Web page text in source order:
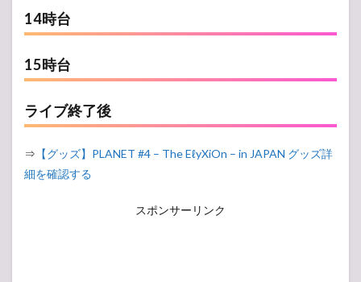
14時台
15時台
ライブ終了後
⇒ 【グッズ】PLANET #4 – The EℓyXiOn – in JAPAN グッズ詳
細を確認する
スポンサーリンク